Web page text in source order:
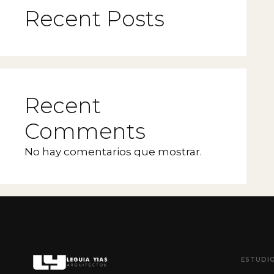
Recent Posts
Recent
Comments
No hay comentarios que mostrar.
ESTUDIO